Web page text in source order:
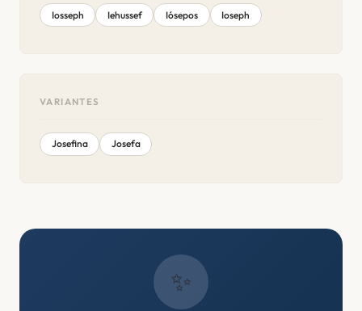
Iosseph Iehussef Iósepos Ioseph
VARIANTES
Josefina Josefa
✨